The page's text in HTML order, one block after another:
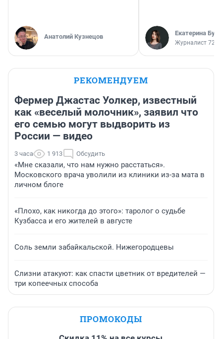
Анатолий Кузнецов Екатерина
Журналист
РЕКОМЕНДУЕМ
Фермер Джастас Уолкер, известный
как «веселый молочник», заявил что
его семью могут выдворить из
России — видео
3 часа 1 913 Обсудить
«Мне сказали, что нам нужно расстаться».
Московского врача уволили из клиники из-за мата в
личном блоге
«Плохо, как никогда до этого»: таролог о судьбе
Кузбасса и его жителей в августе
Соль земли забайкальской. Нижегородцевы
Слизни атакуют: как спасти цветник от вредителей —
три копеечных способа
ПРОМОКОДЫ